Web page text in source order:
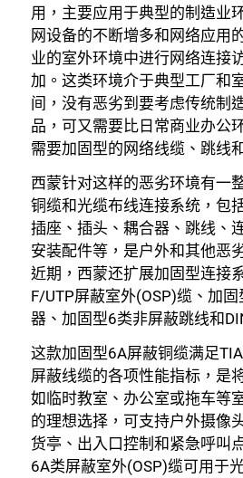
用，主要应用于典型的制造业
网设备的不断增多和网络应用
业的室外环境中进行网络连接
加。这类环境介于典型工厂和
间，没有恶劣到要考虑传统制
品，可又需要比日常商业办公
需要加固型的网络线缆、跳线
西蒙针对这样的恶劣环境有一
铜缆和光缆布线连接系统，包
插座、插头、耦合器、跳线、
安装配件等，是户外和其他恶
近期，西蒙还扩展加固型连接
F/UTP屏蔽室外(OSP)缆、加
器、加固型6类非屏蔽跳线和
这款加固型6A屏蔽铜缆满足
屏蔽线缆的各项性能指标，是
如临时教室、办公室或拖车等
的理想选择，可支持户外摄像
货亭、出入口控制和紧急呼叫
6A类屏蔽室外(OSP)缆可用于